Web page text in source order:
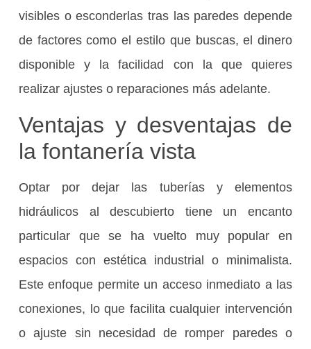
visibles o esconderlas tras las paredes depende
de factores como el estilo que buscas, el dinero
disponible y la facilidad con la que quieres
realizar ajustes o reparaciones más adelante.
Ventajas y desventajas de
la fontanería vista
Optar por dejar las tuberías y elementos
hidráulicos al descubierto tiene un encanto
particular que se ha vuelto muy popular en
espacios con estética industrial o minimalista.
Este enfoque permite un acceso inmediato a las
conexiones, lo que facilita cualquier intervención
o ajuste sin necesidad de romper paredes o